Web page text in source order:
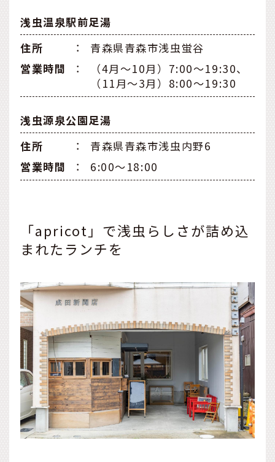
浅虫温泉駅前足湯
住所
：
青森県青森市浅虫蛍谷
営業時間
：
（4月～10月）7:00～19:30、
（11月～3月）8:00～19:30
浅虫源泉公園足湯
住所
：
青森県青森市浅虫内野6
営業時間
： 6:00～18:00
「apricot」で浅虫らしさが詰め込
まれたランチを